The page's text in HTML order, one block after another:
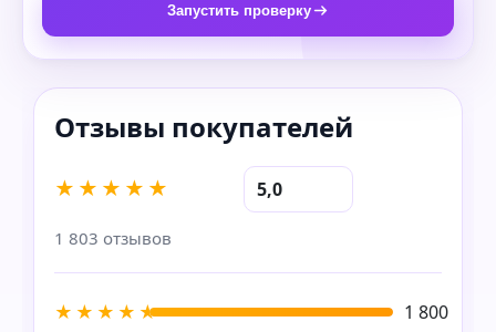
Запустить проверку
★★★★★ 5,0
1 803 отзывов
★★★★★
1 800